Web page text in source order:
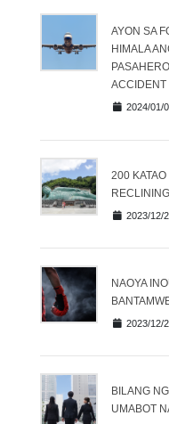
AYON SA
HIMALA
ACCIDENT
2024/01/
200
2023/12/
NAOYA
2023/12/
BILANG
UMABOT